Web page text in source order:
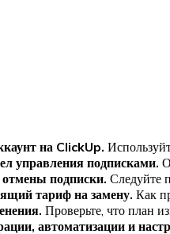
на ClickUp.
управления подписками.
подписки. Следуйте
тариф на замену. Как
Проверьте, что план
автоматизации и